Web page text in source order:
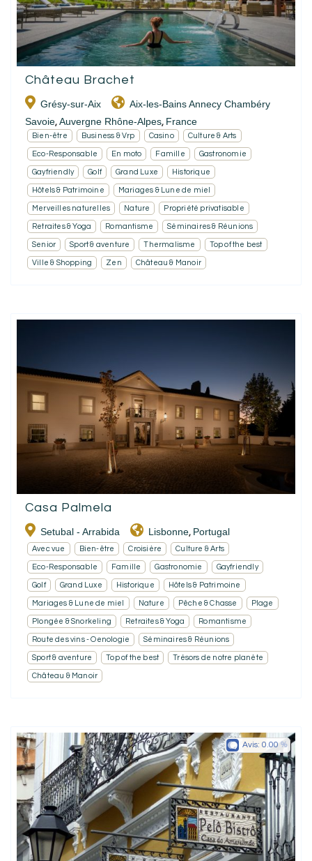
Château Brachet
Grésy-sur-Aix
Aix-les-Bains Annecy Chambéry
Savoie, Auvergne Rhône-Alpes, France
Bien-être Business & Vrp Casino Culture & Arts
Eco-Responsable En moto Famille Gastronomie
Gayfriendly Golf Grand Luxe Historique
Hôtels & Patrimoine Mariages & Lune de miel
Merveilles naturelles Nature Propriété privatisable
Retraites & Yoga Romantisme Séminaires & Réunions
Senior Sport & aventure Thermalisme Top of the best
Ville & Shopping Zen Château & Manoir
Casa Palmela
Setubal - Arrabida Lisbonne, Portugal
Avec vue Bien-être Croisière Culture & Arts
Eco-Responsable Famille Gastronomie Gayfriendly
Golf Grand Luxe Historique Hôtels & Patrimoine
Mariages & Lune de miel Nature Pêche & Chasse Plage
Plongée & Snorkeling Retraites & Yoga Romantisme
Route des vins - Oenologie Séminaires & Réunions
Sport & aventure Top of the best Trésors de notre planète
Château & Manoir
Avis: 0.00